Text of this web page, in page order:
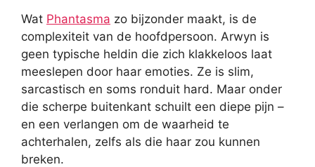
Wat Phantasma zo bijzonder maakt, is de
complexiteit van de hoofdpersoon. Arwyn is
geen typische heldin die zich klakkeloos laat
meeslepen door haar emoties. Ze is slim,
sarcastisch en soms ronduit hard. Maar onder
die scherpe buitenkant schuilt een diepe pijn –
en een verlangen om de waarheid te
achterhalen, zelfs als die haar zou kunnen
breken.